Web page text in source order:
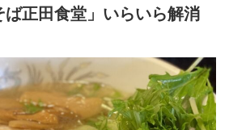
正田食堂」いらいら解消